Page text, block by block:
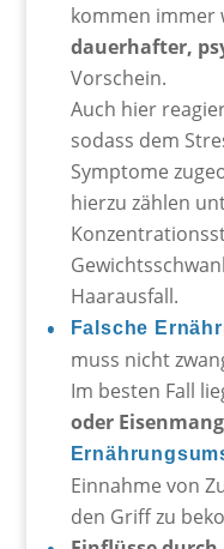
kommen immer
dauerhafter,
Vorschein.
Auch hier
sodass dem
Symptome
hierzu zählen
Haarausfall.
Falsche
muss nicht
Im besten Fall
oder
Einnahme von
den Griff zu